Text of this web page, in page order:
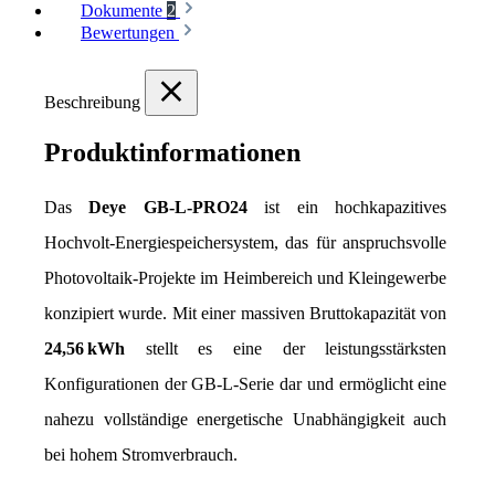
Dokumente 2
Bewertungen
Beschreibung
Produktinformationen
Das Deye GB-L-PRO24 ist ein hochkapazitives
Hochvolt-Energiespeichersystem, das für anspruchsvolle
Photovoltaik-Projekte im Heimbereich und Kleingewerbe
24,56 kWh stellt es eine der leistungsstärksten
Konfigurationen der GB-L-Serie dar und ermöglicht eine
nahezu vollständige energetische Unabhängigkeit auch
bei hohem Stromverbrauch.